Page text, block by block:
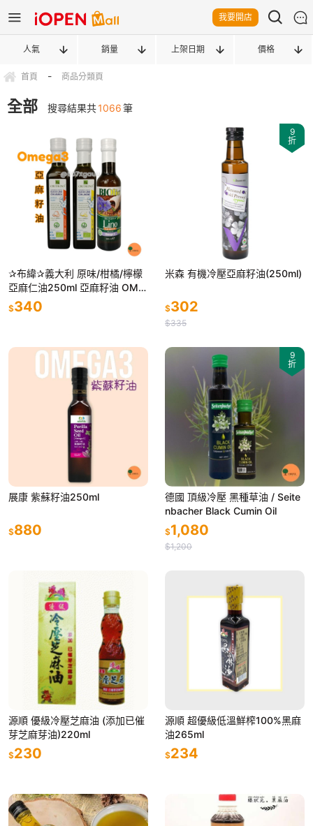
我要開店
首頁 - 商品分類頁
全部 搜尋結果共1066筆
人氣 銷量 上架日期 價格
✰布緯✰義大利 原味/柑橘/檸檬
亞麻仁油250ml 亞麻籽油 OME
GA3 素食魚油
$340
9
折
米森 有機冷壓亞麻籽油(250ml)
$302
$335
展康 紫蘇籽油250ml
$880
9
折
德國 頂級冷壓 黑種草油 / Seite
nbacher Black Cumin Oil
$1,080
$1,200
源順 優級冷壓芝麻油 (添加已催
芽芝麻芽油)220ml
$230
源順 超優級低溫鮮榨100%黑麻
油265ml
$234